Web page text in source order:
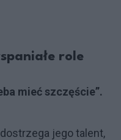
role
mieć szczęście”.
jego talent,